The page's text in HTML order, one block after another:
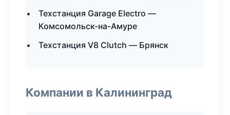
Техстанция Garage Electro —
Комсомольск-на-Амуре
Техстанция V8 Clutch — Брянск
Компании в Калининград